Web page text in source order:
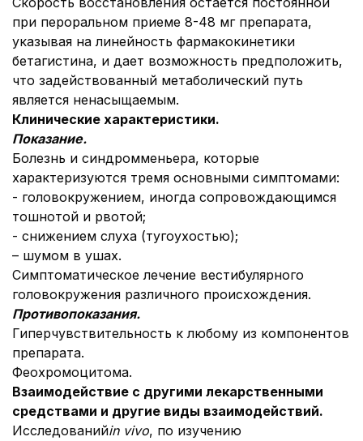
при пероральном приеме 8-48 мг препарата,
указывая на линейность фармакокинетики
бетагистина, и дает возможность предположить,
что задействованный метаболический путь
является ненасыщаемым.
Клинические характеристики.
Показание.
Болезнь и синдромменьера, которые
характеризуются тремя основными симптомами:
- головокружением, иногда сопровождающимся
тошнотой и рвотой;
- снижением слуха (тугоухостью);
– шумом в ушах.
Симптоматическое лечение вестибулярного
головокружения различного происхождения.
Противопоказания.
Гиперчувствительность к любому из компонентов
препарата.
Феохромоцитома.
Взаимодействие с другими лекарственными
средствами и другие виды взаимодействий.
Исследованийin vivo, по изучению